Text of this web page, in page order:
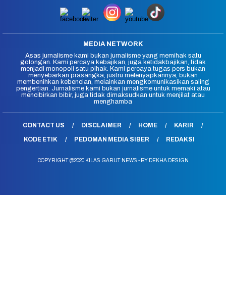
MEDIA NETWORK
Asas jurnalisme kami bukan jurnalisme yang memihak satu
golongan. Kami percaya kebajikan, juga ketidakbajikan, tidak
menjadi monopoli satu pihak. Kami percaya tugas pers bukan
menyebarkan prasangka, justru melenyapkannya, bukan
membenihkan kebencian, melainkan mengkomunikasikan saling
pengertian. Jurnalisme kami bukan jurnalisme untuk memaki atau
mencibirkan bibir, juga tidak dimaksudkan untuk menjilat atau
menghamba
CONTACT US DISCLAIMER HOME
KARIR
KODE ETIK
PEDOMAN MEDIA SIBER REDAKSI
COPYRIGHT @2020 KILAS GARUT NEWS - BY DEKHA DESIGN